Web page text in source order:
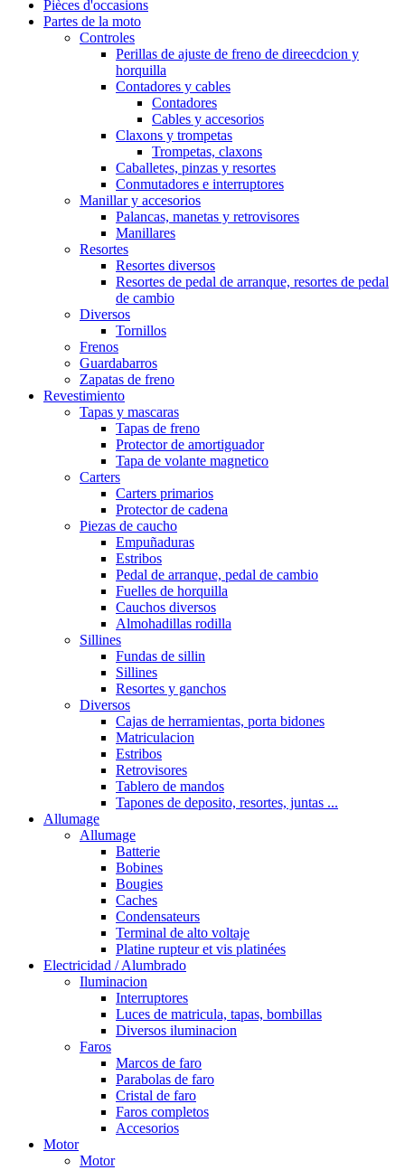
Pièces d'occasions
Partes de la moto
Controles
Perillas de ajuste de freno de direecdcion y
horquilla
Contadores y cables
Contadores
Cables y accesorios
Claxons y trompetas
Trompetas, claxons
Caballetes, pinzas y resortes
Conmutadores e interruptores
Manillar y accesorios
Palancas, manetas y retrovisores
Manillares
Resortes
Resortes diversos
Resortes de pedal de arranque, resortes de pedal
de cambio
Diversos
Tornillos
Frenos
Guardabarros
Zapatas de freno
Revestimiento
Tapas y mascaras
Tapas de freno
Protector de amortiguador
Tapa de volante magnetico
Carters
Carters primarios
Protector de cadena
Piezas de caucho
Empuñaduras
Estribos
Pedal de arranque, pedal de cambio
Fuelles de horquilla
Cauchos diversos
Almohadillas rodilla
Sillines
Fundas de sillin
Sillines
Resortes y ganchos
Diversos
Cajas de herramientas, porta bidones
Matriculacion
Estribos
Retrovisores
Tablero de mandos
Tapones de deposito, resortes, juntas ...
Allumage
Allumage
Batterie
Bobines
Bougies
Caches
Condensateurs
Terminal de alto voltaje
Platine rupteur et vis platinées
Electricidad / Alumbrado
Iluminacion
Interruptores
Luces de matricula, tapas, bombillas
Diversos iluminacion
Faros
Marcos de faro
Parabolas de faro
Cristal de faro
Faros completos
Accesorios
Motor
Motor